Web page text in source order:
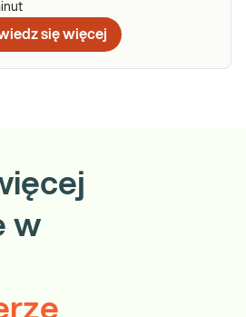
się więcej
w